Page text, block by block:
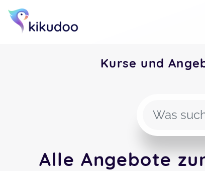
Kurse und
Alle Angebote